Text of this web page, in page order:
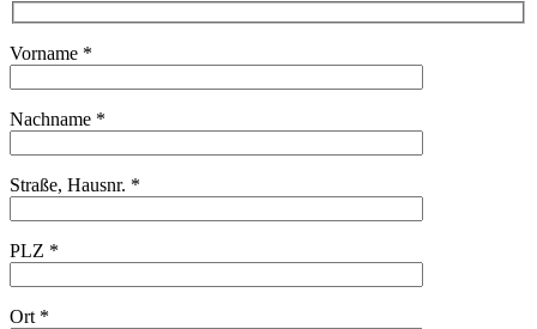
Vorname *
Nachname *
Straße, Hausnr. *
PLZ *
Ort *